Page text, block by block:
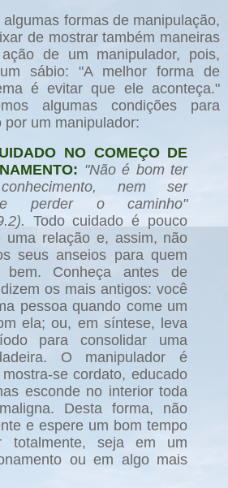
formas de manipulação,
de mostrar também maneiras
de um manipulador, pois,
sábio: "A melhor forma de
é evitar que ele aconteça."
algumas condições para
um manipulador:
NO COMEÇO DE
"Não é bom ter
nem ser
e perder o caminho"
Todo cuidado é pouco
uma relação e, assim, não
seus anseios para quem
bem. Conheça antes de
os mais antigos: você
pessoa quando come um
ela; ou, em síntese, leva
para consolidar uma
O manipulador é
se cordato, educado
esconde no interior toda
Desta forma, não
e espere um bom tempo
totalmente, seja em um
ou em algo mais